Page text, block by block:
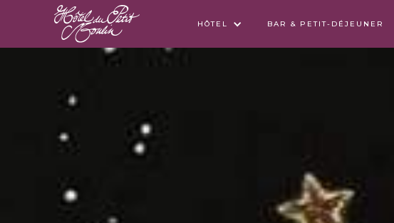
HÔTEL BAR & PETIT-DÉJEUNER